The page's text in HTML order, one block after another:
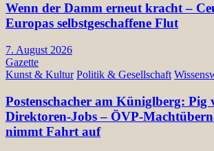
Wenn der Damm erneut kracht –
Europas selbstgeschaffene Flut
7. August 2026
Gazette
Kunst & Kultur Politik & Gesellschaft
Postenschacher am Küniglberg: Pig
Direktoren-Jobs – ÖVP-
nimmt Fahrt auf